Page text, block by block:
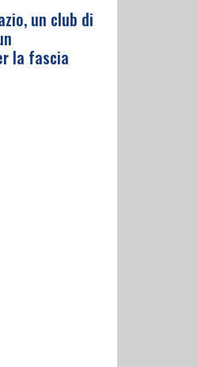
un club di
la fascia